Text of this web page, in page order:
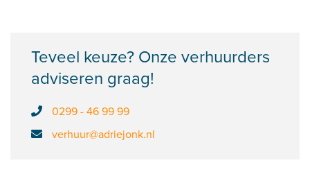
Teveel keuze? Onze verhuurders
adviseren graag!
0299 - 46 99 99
verhuur@adriejonk.nl